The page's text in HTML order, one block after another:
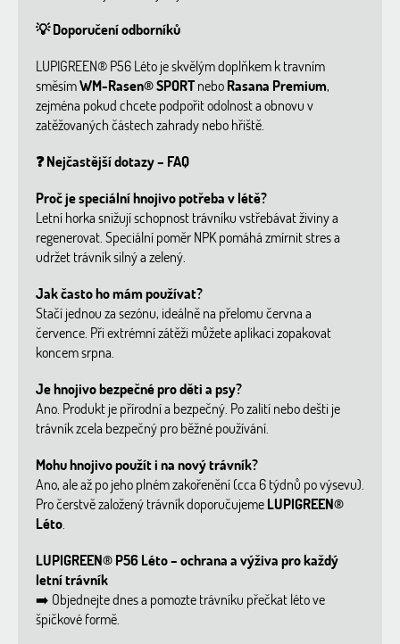
💡Doporučení odborníků
LUPIGREEN® P56 Léto je skvělým doplňkem k travním
směsímWM-Rasen® SPORTneboRasana Premium,
zejména pokud chcete podpořit odolnost a obnovu v
zatěžovaných částech zahrady nebo hřiště.
❓Nejčastější dotazy – FAQ
Proč je speciální hnojivo potřeba v létě?
Letní horka snižují schopnost trávníku vstřebávat živiny a
regenerovat. Speciální poměr NPK pomáhá zmírnit stres a
udržet trávník silný a zelený.
Jak často ho mám používat?
Stačí jednou za sezónu, ideálně na přelomu června a
července. Při extrémní zátěži můžete aplikaci zopakovat
koncem srpna.
Je hnojivo bezpečné pro děti a psy?
Ano. Produkt je přírodní a bezpečný. Po zalití nebo dešti je
trávník zcela bezpečný pro běžné používání.
Mohu hnojivo použít i na nový trávník?
Ano, ale až po jeho plném zakořenění (cca 6 týdnů po výsevu).
Pro čerstvě založený trávník doporučujemeLUPIGREEN®
Léto
LUPIGREEN® P56 Léto – ochrana a výživa pro každý
letní trávník
➡️ Objednejte dnes a pomozte trávníku přečkat léto ve
špičkové formě.